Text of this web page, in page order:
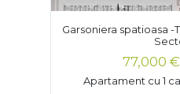
Garsoniera spatioasa
77,000 €
Apartament cu 1